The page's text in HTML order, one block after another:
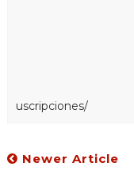
uscripciones/
Newer Article